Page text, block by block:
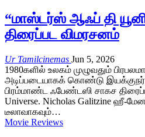
“மாஸ்டர்ஸ் ஆஃப் தி
திரைப்பட விமரசனம்
Ur Tamilcinemas Jun 5, 2026
1980களில் உலகம் முழுவதும்
அடிப்படையாகக் கொண்டு இயக்குநர்
பிரம்மாண்ட ஃபேண்டஸி சாகச
Universe. Nicholas Galitzine ஹீ-
டீலாவாகவும்…
Movie Reviews